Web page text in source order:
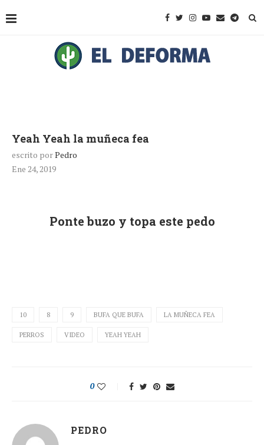
Yeah Yeah la muñeca fea
escrito porPedro
Ene 24, 2019
Ponte buzo y topa este pedo
10 8 9 BUFA QUE BUFA LA MUÑECA FEA
PERROS VIDEO YEAH YEAH
0
PEDRO